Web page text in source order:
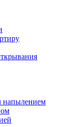
напылением